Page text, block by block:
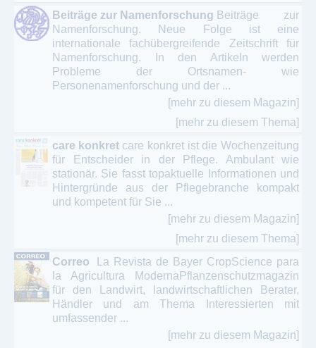
Beiträge zur Namenforschung Beiträge zur
Namenforschung. Neue Folge ist eine
internationale fachübergreifende Zeitschrift für
Namenforschung. In den Artikeln werden
Probleme der Ortsnamen- wie
Personenamenforschung und der ...
[mehr zu diesem Magazin]
[mehr zu diesem Thema]
care konkret care konkret ist die Wochenzeitung
für Entscheider in der Pflege. Ambulant wie
stationär. Sie fasst topaktuelle Informationen und
Hintergründe aus der Pflegebranche kompakt
und kompetent für Sie ...
[mehr zu diesem Magazin]
[mehr zu diesem Thema]
Correo
La Revista de Bayer CropScience para
la Agricultura ModernaPflanzenschutzmagazin
für den Landwirt, landwirtschaftlichen Berater,
Händler und am Thema Interessierten mit
umfassender ...
[mehr zu diesem Magazin]